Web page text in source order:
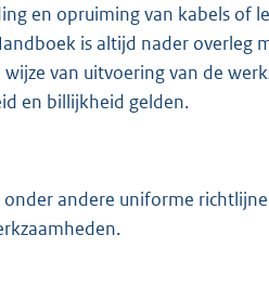
en opruiming van kabels of
is altijd nader
van uitvoering van de
en billijkheid gelden.
andere uniforme